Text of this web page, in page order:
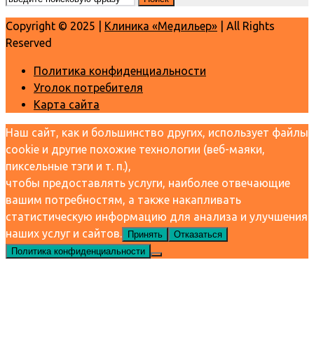
Copyright © 2025 | Клиника «Медильер» | All Rights
Reserved
Политика конфиденциальности
Уголок потребителя
Карта сайта
Наш сайт, как и большинство других, использует файлы
cookie и другие похожие технологии (веб-маяки,
пиксельные тэги и т. п.),
чтобы предоставлять услуги, наиболее отвечающие
вашим потребностям, а также накапливать
статистическую информацию для анализа и улучшения
наших услуг и сайтов.
Принять
Отказаться
Политика конфиденциальности